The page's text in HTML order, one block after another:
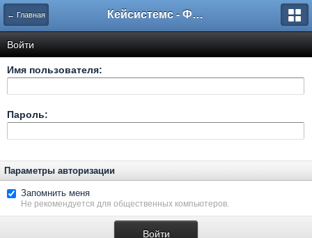
← Главная Кейсистемс - Форумы
Войти
Имя пользователя:
Пароль:
Параметры авторизации
Запомнить меня
Не рекомендуется для общественных компьютеров.